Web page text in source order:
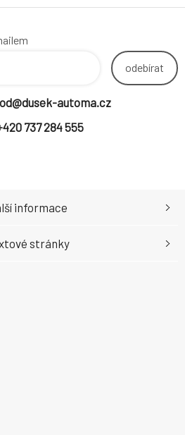
odebírat
automa.cz
737 284 555
informace
stránky